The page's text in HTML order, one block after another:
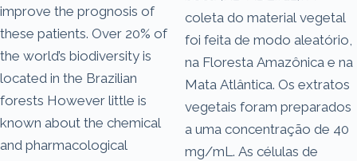
improve the prognosis of
these patients. Over 20% of
the world’s biodiversity is
located in the Brazilian
forests However little is
known about the chemical
and pharmacological
coleta do material vegetal
foi feita de modo aleatório,
na Floresta Amazônica e na
Mata Atlântica. Os extratos
vegetais foram preparados
a uma concentração de 40
mg/mL. As células de